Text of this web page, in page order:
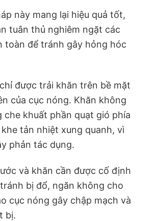
này mang lại hiệu quả tốt,
tuân thủ nghiêm ngặt các
toàn để tránh gây hỏng hóc
được trải khăn trên bề mặt
của cục nóng. Khăn không
che khuất phần quạt gió phía
tản nhiệt xung quanh, vì
phản tác dụng.
và khăn cần được cố định
bị đổ, ngăn không cho
cục nóng gây chập mạch và
bị.